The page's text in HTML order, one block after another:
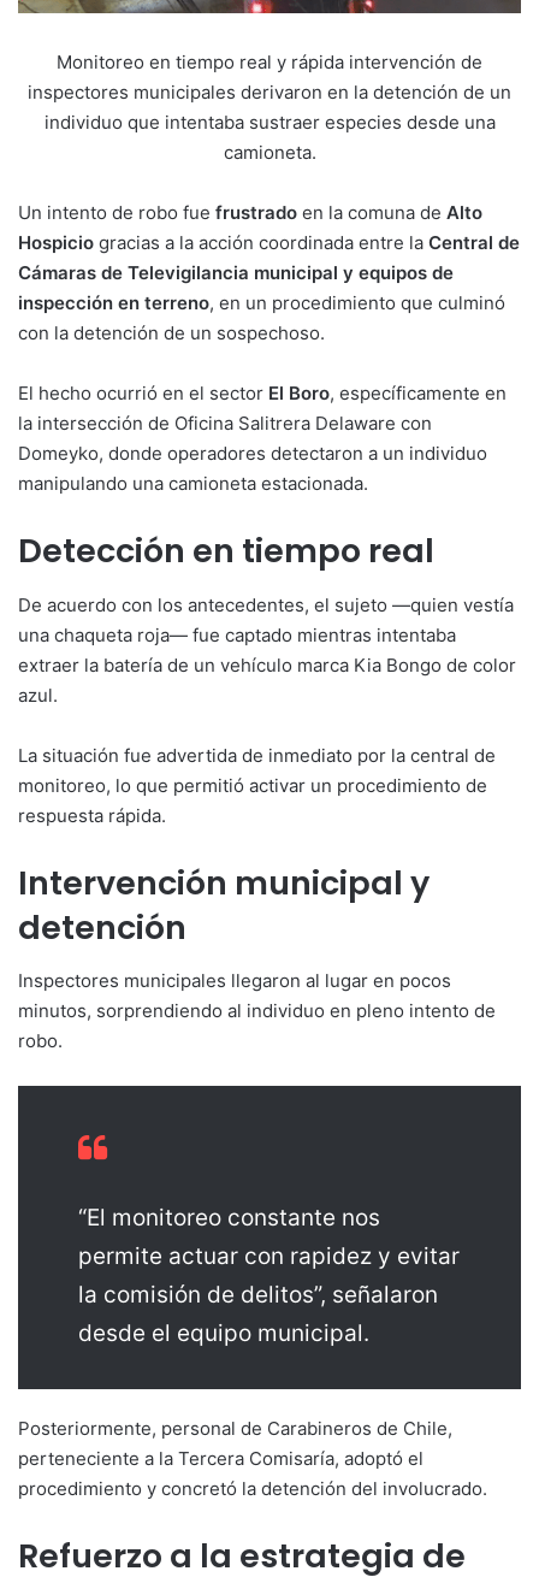
Monitoreo en tiempo real y rápida intervención de
inspectores municipales derivaron en la detención de un
individuo que intentaba sustraer especies desde una
camioneta.
Un intento de robo fue frustrado en la comuna de Alto
Hospicio gracias a la acción coordinada entre la Central de
Cámaras de Televigilancia municipal y equipos de
inspección en terreno, en un procedimiento que culminó
con la detención de un sospechoso.
El hecho ocurrió en el sector El Boro, específicamente en
la intersección de Oficina Salitrera Delaware con
Domeyko, donde operadores detectaron a un individuo
manipulando una camioneta estacionada.
Detección en tiempo real
De acuerdo con los antecedentes, el sujeto —quien vestía
una chaqueta roja— fue captado mientras intentaba
extraer la batería de un vehículo marca Kia Bongo de color
azul.
La situación fue advertida de inmediato por la central de
monitoreo, lo que permitió activar un procedimiento de
respuesta rápida.
Intervención municipal y
detención
Inspectores municipales llegaron al lugar en pocos
minutos, sorprendiendo al individuo en pleno intento de
robo.
“El monitoreo constante nos
permite actuar con rapidez y evitar
la comisión de delitos”, señalaron
desde el equipo municipal.
Posteriormente, personal de Carabineros de Chile,
perteneciente a la Tercera Comisaría, adoptó el
procedimiento y concretó la detención del involucrado.
Refuerzo a la estrategia de